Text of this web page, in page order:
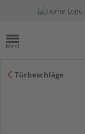
Türbeschläge